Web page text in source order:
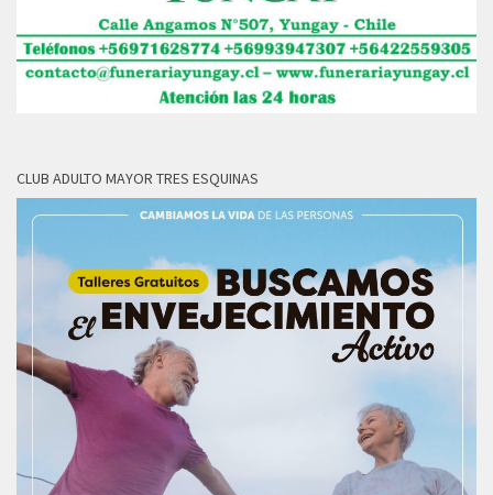
CLUB ADULTO MAYOR TRES ESQUINAS